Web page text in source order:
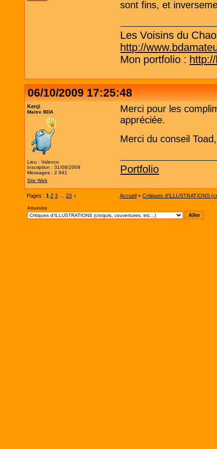
sont fins, et
Les Voisins du
http://
Mon portfolio :
06/10/2009 17:25:48
Kenji
Maitre BDA
Lieu : Valence
Inscription : 31/08/2009
Messages : 2 941
Site Web
Merci pour les
appréciée.
Merci du conseil
Portfolio
Pages : 1 2 3 23 › Accueil » Critiques d'ILLUSTRATIONS
Atteindre